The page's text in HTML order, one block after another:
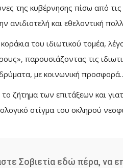
της κυβέρνησης πίσω από
ανιδιοτελή και εθελοντική
του ιδιωτικού τομέα,
παρουσιάζοντας τις
με κοινωνική
το ζήτημα των επιτάξεων και
στίγμα του σκληρού
Σοβιετία εδώ πέρα, να